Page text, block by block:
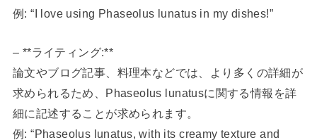
例: “I love using Phaseolus lunatus in my dishes!”
– **ライティング:**
論文やブログ記事、料理本などでは、より多くの詳細が
求められるため、Phaseolus lunatusに関する情報を詳
細に記述することが求められます。
例: “Phaseolus lunatus, with its creamy texture and